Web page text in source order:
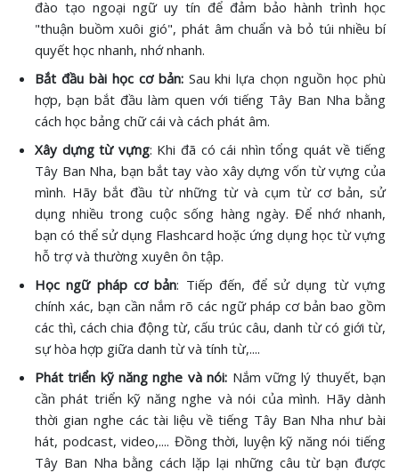
đào tạo ngoại ngữ uy tín để đảm bảo hành trình học
"thuận buồm xuôi gió", phát âm chuẩn và bỏ túi nhiều bí
quyết học nhanh, nhớ nhanh.
Bắt đầu bài học cơ bản:Sau khi lựa chọn nguồn học phù
hợp, bạn bắt đầu làm quen với tiếng Tây Ban Nha bằng
cách học bảng chữ cái và cách phát âm.
Xây dựng từ vựng: Khi đã có cái nhìn tổng quát về tiếng
Tây Ban Nha, bạn bắt tay vào xây dựng vốn từ vựng của
mình. Hãy bắt đầu từ những từ và cụm từ cơ bản, sử
dụng nhiều trong cuộc sống hàng ngày. Để nhớ nhanh,
bạn có thể sử dụng Flashcard hoặc ứng dụng học từ vựng
hỗ trợ và thường xuyên ôn tập.
Học ngữ pháp cơ bản: Tiếp đến, để sử dụng từ vựng
chính xác, bạn cần nắm rõ các ngữ pháp cơ bản bao gồm
các thì, cách chia động từ, cấu trúc câu, danh từ có giới từ,
sự hòa hợp giữa danh từ và tính từ,....
Phát triển kỹ năng nghe và nói: Nắm vững lý thuyết, bạn
cần phát triển kỹ năng nghe và nói của mình. Hãy dành
thời gian nghe các tài liệu về tiếng Tây Ban Nha như bài
hát, podcast, video,.... Đồng thời, luyện kỹ năng nói tiếng
Tây Ban Nha bằng cách lặp lại những câu từ bạn được